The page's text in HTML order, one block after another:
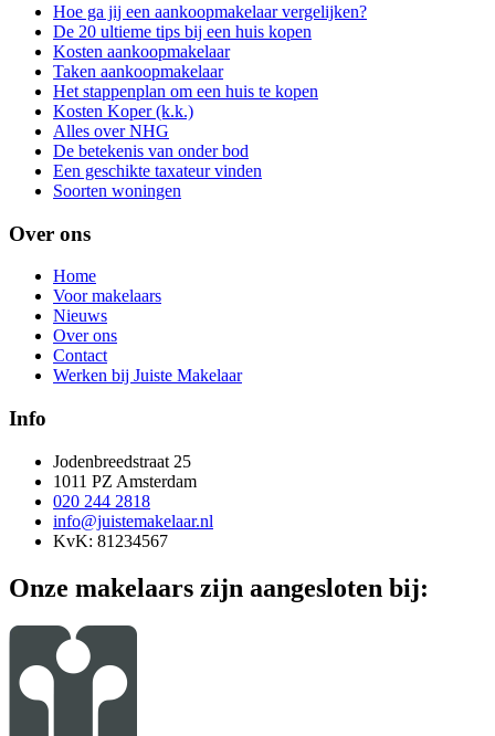
Hoe ga jij een aankoopmakelaar vergelijken?
De 20 ultieme tips bij een huis kopen
Kosten aankoopmakelaar
Taken aankoopmakelaar
Het stappenplan om een huis te kopen
Kosten Koper (k.k.)
Alles over NHG
De betekenis van onder bod
Een geschikte taxateur vinden
Soorten woningen
Over ons
Home
Voor makelaars
Nieuws
Over ons
Contact
Werken bij Juiste Makelaar
Info
Jodenbreedstraat 25
1011 PZ Amsterdam
020 244 2818
info@juistemakelaar.nl
KvK: 81234567
Onze makelaars zijn aangesloten bij: